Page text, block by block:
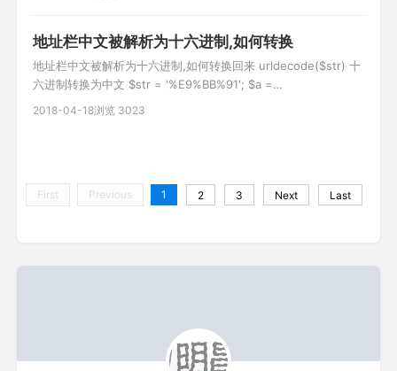
地址栏中文被解析为十六进制,如何转换
地址栏中文被解析为十六进制,如何转换回来 urldecode($str) 十
六进制转换为中文 $str = '%E9%BB%91'; $a =
urldecode($str); var_dump($a); //string(3) "黑" 中文转换为十
2018-04-18浏览 3023
First Previous 1 2 3 Next Last